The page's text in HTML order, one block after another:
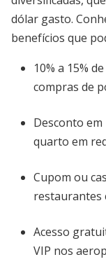
dólar gasto.
benefícios que
10% a 15%
compras de
Desconto
quarto em
Cupom ou
restaurantes
Acesso
VIP nos